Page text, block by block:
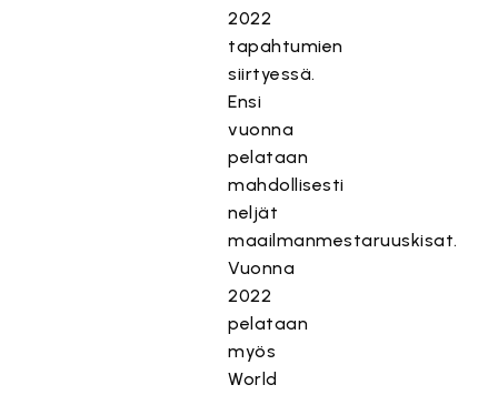
2022
tapahtumien
siirtyessä.
Ensi
vuonna
pelataan
mahdollisesti
neljät
maailmanmestaruuskisat.
Vuonna
2022
pelataan
myös
World